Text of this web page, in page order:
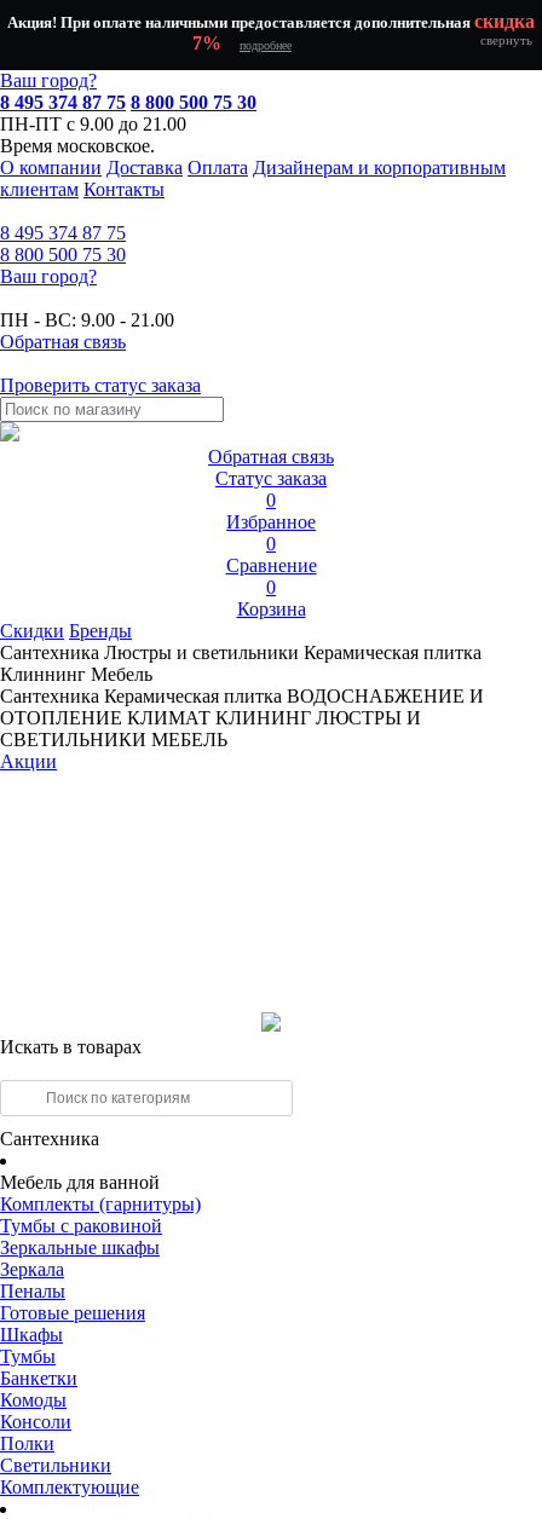
Акция! При оплате наличными предоставляется дополнительная скидка
7%
подробнее свернуть
Ваш город?
8 495 374 87 75 8 800 500 75 30
ПН-ПТ с 9.00 до 21.00
Время московское.
О компании Доставка Оплата Дизайнерам и корпоративным
клиентам Контакты
8 495 374 87 75
8 800 500 75 30
Ваш город?
ПН - ВС: 9.00 - 21.00
Обратная связь
Проверить статус заказа
Обратная связь
Статус заказа
0
Избранное
0
Сравнение
0
Корзина
Скидки Бренды
Сантехника Люстры и светильники Керамическая плитка
Клиннинг Мебель
Сантехника Керамическая плитка ВОДОСНАБЖЕНИЕ И
ОТОПЛЕНИЕ КЛИМАТ КЛИНИНГ ЛЮСТРЫ И
СВЕТИЛЬНИКИ МЕБЕЛЬ
Акции
Искать в товарах
Сантехника
Мебель для ванной
Комплекты (гарнитуры)
Тумбы с раковиной
Зеркальные шкафы
Зеркала
Пеналы
Готовые решения
Шкафы
Тумбы
Банкетки
Комоды
Консоли
Полки
Светильники
Комплектующие